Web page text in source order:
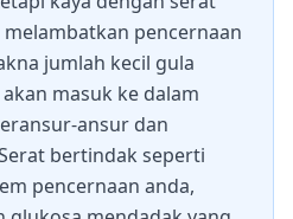
pencernaan
jumlah kecil gula
masuk ke dalam
ansur dan
bertindak seperti
pencernaan anda,